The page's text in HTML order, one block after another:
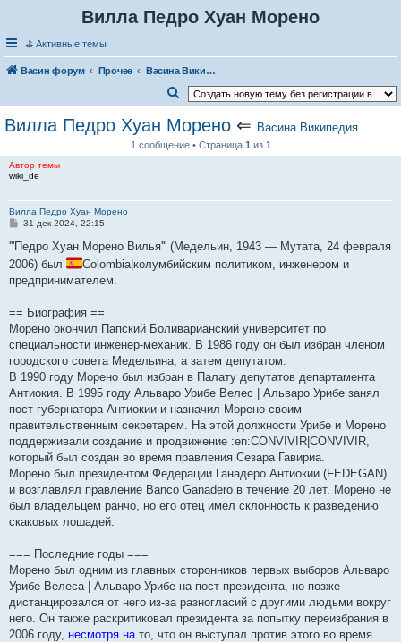
Вилла Педро Хуан Морено
⛳ Активные темы
Васин форум Прочее
Васина Википедия
и
с
Вилла Педро Хуан Морено ⇐ Васина Википедия
1 сообщение • Страница 1 из 1
Автор темы
wiki_de
Вилла Педро Хуан Морено
С
о
щ
н
31 дек 2024, 22:15
'''Педро Хуан Морено Вилья''' (Медельин, 1943 — Мутата, 24 февраля
2006) был
Colombia|колумбийским политиком, инженером и
предпринимателем.
== Биография ==
Морено окончил Папский Боливарианский университет по
специальности инженер-механик. В 1986 году он был избран членом
городского совета Медельина, а затем депутатом.
В 1990 году Морено был избран в Палату депутатов департамента
Антиокия. В 1995 году Альваро Урибе Велес | Альваро Урибе занял
пост губернатора Антиокии и назначил Морено своим
правительственным секретарем. На этой должности Урибе и Морено
поддерживали создание и продвижение :en:CONVIVIR|CONVIVIR,
который был создан во время правления Сезара Гавириа.
Морено был президентом Федерации Ганадеро Антиокии (FEDEGAN)
и возглавлял правление Banco Ganadero в течение 20 лет. Морено не
был владельцем ранчо, но его отец имел склонность к разведению
скаковых лошадей.
=== Последние годы ===
Морено был одним из главных сторонников первых выборов Альваро
Урибе Велеса | Альваро Урибе на пост президента, но позже
дистанцировался от него из-за разногласий с другими людьми вокруг
него. Он также раскритиковал президента за попытку переизбрания в
2006 году, несмотря нато, что он выступал против этого во время